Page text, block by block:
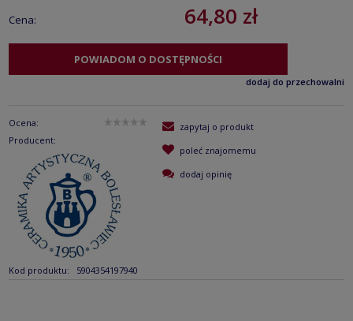
Cena: 64,80 zł
POWIADOM O DOSTĘPNOŚCI
dodaj do przechowalni
Ocena:
Producent:
Kod produktu: 5904354197940
zapytaj o produkt
poleć znajomemu
dodaj opinię